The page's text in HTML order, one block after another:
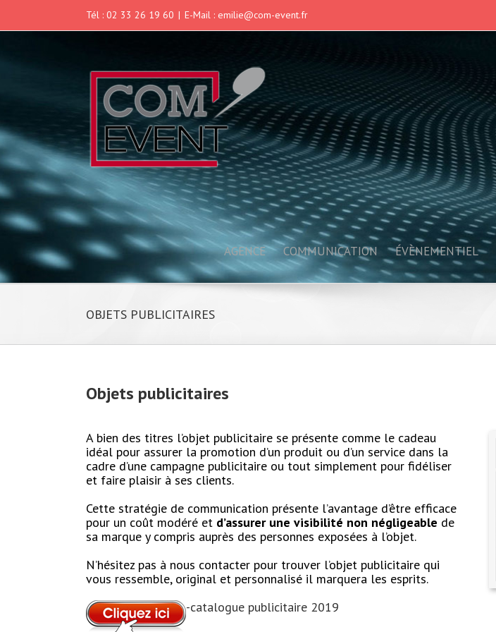
Tél : 02 33 26 19 60 | E-Mail : emilie@com-event.fr
AGENCE COMMUNICATION ÉVÈNEMENTIEL
OBJETS PUBLICITAIRES
Objets publicitaires
A bien des titres l’objet publicitaire se présente comme le cadeau
idéal pour assurer la promotion d’un produit ou d’un service dans la
cadre d’une campagne publicitaire ou tout simplement pour fidéliser
et faire plaisir à ses clients.
Cette stratégie de communication présente l’avantage d’être efficace
pour un coût modéré et d’assurer une visibilité non négligeable de
sa marque y compris auprès des personnes exposées à l’objet.
N’hésitez pas à nous contacter pour trouver l’objet publicitaire qui
vous ressemble, original et personnalisé il marquera les esprits.
-catalogue publicitaire 2019